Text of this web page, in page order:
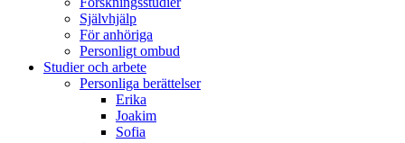
Självhjälp
För anhöriga
Personligt ombud
Studier och arbete
Personliga berättelser
Erika
Joakim
Sofia